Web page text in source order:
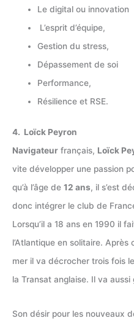
Le digital ou innovation
L’esprit d’équipe,
Gestion du stress,
Dépassement de soi
Performance,
Résilience et RSE.
4. Loïck Peyron
Navigateur français, Loïck
vite développer une passion
qu’à l’âge de 12 ans, il s’est
donc intégrer le club de
Lorsqu’il a 18 ans en 1990 il
l’Atlantique en solitaire.
mer il va décrocher trois fois
la Transat anglaise. Il va
Son désir pour les nouveaux